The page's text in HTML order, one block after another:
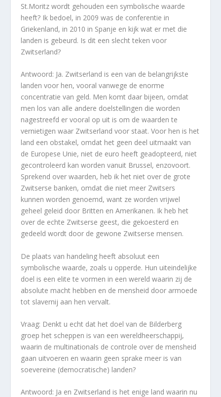
St.Moritz wordt gehouden een symbolische waarde
heeft? Ik bedoel, in 2009 was de conferentie in
Griekenland, in 2010 in Spanje en kijk wat er met die
landen is gebeurd. Is dit een slecht teken voor
Zwitserland?
Antwoord: Ja. Zwitserland is een van de belangrijkste
landen voor hen, vooral vanwege de enorme
concentratie van geld. Men komt daar bijeen, omdat
men los van alle andere doelstellingen die worden
nagestreefd er vooral op uit is om de waarden te
vernietigen waar Zwitserland voor staat. Voor hen is het
land een obstakel, omdat het geen deel uitmaakt van
de Europese Unie, niet de euro heeft geadopteerd, niet
gecontroleerd kan worden vanuit Brussel, enzovoort.
Sprekend over waarden, heb ik het niet over de grote
Zwitserse banken, omdat die niet meer Zwitsers
kunnen worden genoemd, want ze worden vrijwel
geheel geleid door Britten en Amerikanen. Ik heb het
over de echte Zwitserse geest, die gekoesterd en
gedeeld wordt door de gewone Zwitserse mensen.
De plaats van handeling heeft absoluut een
symbolische waarde, zoals u opperde. Hun uiteindelijke
doel is een elite te vormen in een wereld waarin zij de
absolute macht hebben en de mensheid door armoede
tot slavernij aan hen vervalt.
Vraag: Denkt u echt dat het doel van de Bilderberg
groep het scheppen is van een wereldheerschappij,
waarin de multinationals de controle over de mensheid
gaan uitvoeren en waarin geen sprake meer is van
soevereine (democratische) landen?
Antwoord: Ja en Zwitserland is het enige land waarin nu